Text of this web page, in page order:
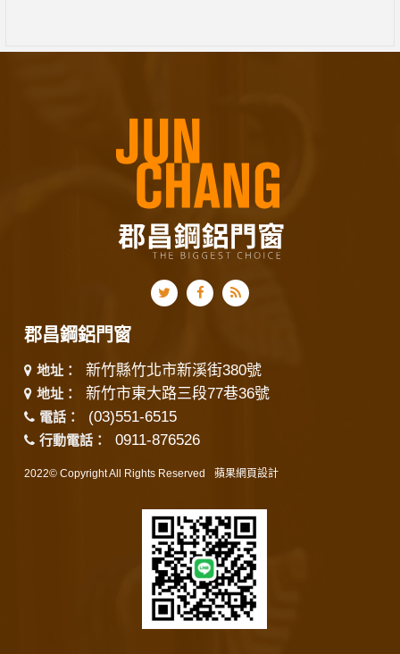
郡昌鋼鋁門窗
地址： 新竹縣竹北市新溪街380號
地址： 新竹市東大路三段77巷36號
電話： (03)551-6515
行動電話： 0911-876526
2022© Copyright All Rights Reserved 蘋果網頁設計